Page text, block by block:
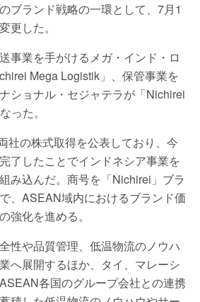
ブランド戦略の一環として、7月1
更した。
事業を手がけるメガ・インド・ロ
Mega Logistik」、保管事業を
ショナル・セジャテラが「Nichirei
った。
社の株式取得を公表しており、今
了したことでインドネシア事業を
み込んだ。商号を「Nichirei」ブラ
、ASEAN域内におけるブランド価
強化を進める。
性や品質管理、低温物流のノウハ
へ展開するほか、タイ、マレーシ
各国のグループ会社との連携